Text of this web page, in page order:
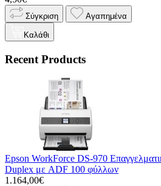
Σύγκριση Αγαπημένα
Καλάθι
Recent Products
Epson WorkForce DS-970
Duplex με ADF 100 φύλλων
1.164,00€